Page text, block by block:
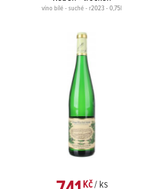
víno bílé - suché - r2023 - 0,75l
Kč / ks